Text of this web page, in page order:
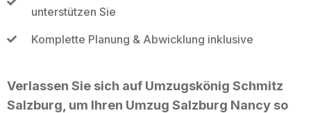
unterstützen Sie
Komplette Planung & Abwicklung inklusive
Verlassen Sie sich auf Umzugskönig Schmitz
Salzburg, um Ihren Umzug Salzburg Nancy so